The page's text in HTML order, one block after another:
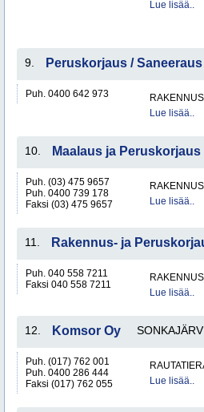
Lue lisää..
9. Peruskorjaus /
Puh. 0400 642 973
Lue lisää..
10. Maalaus ja
Puh. (03) 475 9657
Puh. 0400 739 178
Faksi (03) 475 9657
Lue lisää..
11. Rakennus- ja
Puh. 040 558 7211
Faksi 040 558 7211
Lue lisää..
12. Komsor Oy
Puh. (017) 762 001
Puh. 0400 286 444
Faksi (017) 762 055
Lue lisää..